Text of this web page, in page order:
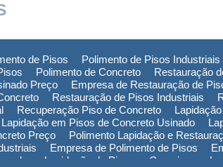
de Pisos Polimento de Pisos Industriais
Polimento de Concreto Restauração
Preço
Empresa de Restauração de
Restauração de Pisos Industriais
Recuperação Piso de Concreto
Lapidação em Pisos de Concreto Usinado
Preço
Polimento Lapidação e
Empresa de Polimento de Pisos
Lapidação de Piso em Campinas